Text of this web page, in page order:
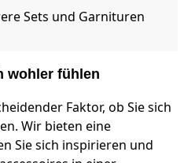
Sets und Garnituren
wohler fühlen
Faktor, ob Sie sich
Wir bieten eine
Sie sich inspirieren und